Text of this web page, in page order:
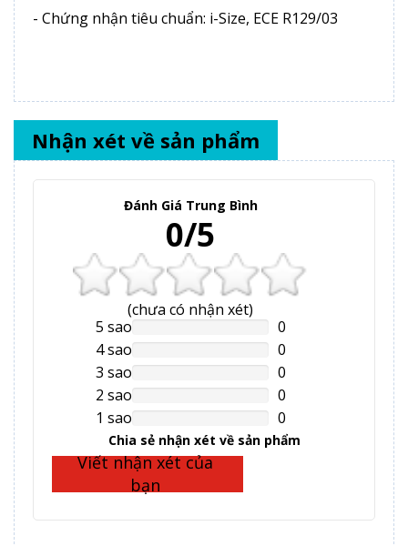
- Chứng nhận tiêu chuẩn: i-Size, ECE R129/03
Nhận xét về sản phẩm
Đánh Giá Trung Bình
0/5
(chưa có nhận xét)
5 saoNAN%
Complete
0
4 saoNAN%
Complete
0
3 saoNAN%
Complete
0
2 saoNAN%
Complete
0
1 saoNAN%
Complete
0
Chia sẻ nhận xét về sản phẩm
Viết nhận xét của
bạn